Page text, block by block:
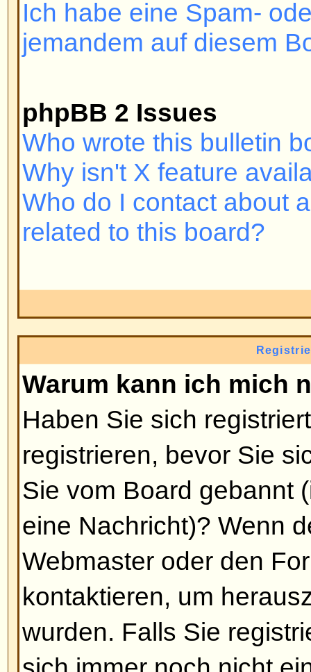
Webmaster oder den
kontaktieren, um
überprüfen Sie Ihren
Passwort. Normalerweise liegt
nicht, kontaktieren Sie bitte den
es könnte eine fehlerhafte
vorliegen.
Warum muss ich mich
Es kann auch sein, dass Sie
das ist die Entscheidung des
Fall erhalten Sie nach der
Private Nachrichten, Eintritt in
benötigt nur wenig Zeit, um sich
sollten es also gleich tun.
Nach oben
Warum werde ich
Sollten Sie die Funktion
Einloggen nicht aktiviert haben,
gewisse Zeit eingeloggt.
Ihres Accounts verhindert. Um